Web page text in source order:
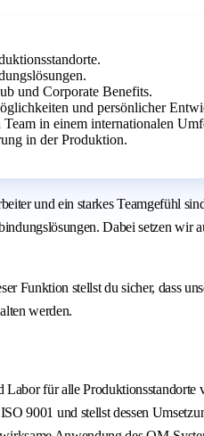
und Corporate Benefits.
und persönlicher
in einem internationalen
in der Produktion.
und ein starkes Teamgefühl
Dabei setzen
stellst du sicher, dass
werden.
Labor für alle
9001 und stellst dessen